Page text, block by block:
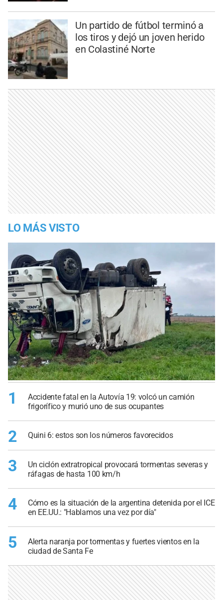
Un partido de fútbol terminó a
los tiros y dejó un joven herido
en Colastiné Norte
LO MÁS VISTO
1
Accidente fatal en la Autovía 19: volcó un camión
frigorífico y murió uno de sus ocupantes
2 Quini 6: estos son los números favorecidos
3
Un ciclón extratropical provocará tormentas severas y
ráfagas de hasta 100 km/h
4
Cómo es la situación de la argentina detenida por el ICE
en EE.UU.: "Hablamos una vez por día"
5
Alerta naranja por tormentas y fuertes vientos en la
ciudad de Santa Fe